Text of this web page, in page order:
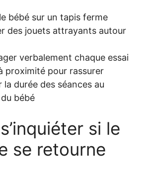
bébé sur un tapis ferme
des jouets attrayants autour
verbalement chaque essai
proximité pour rassurer
la durée des séances au
bébé
si le
se retourne